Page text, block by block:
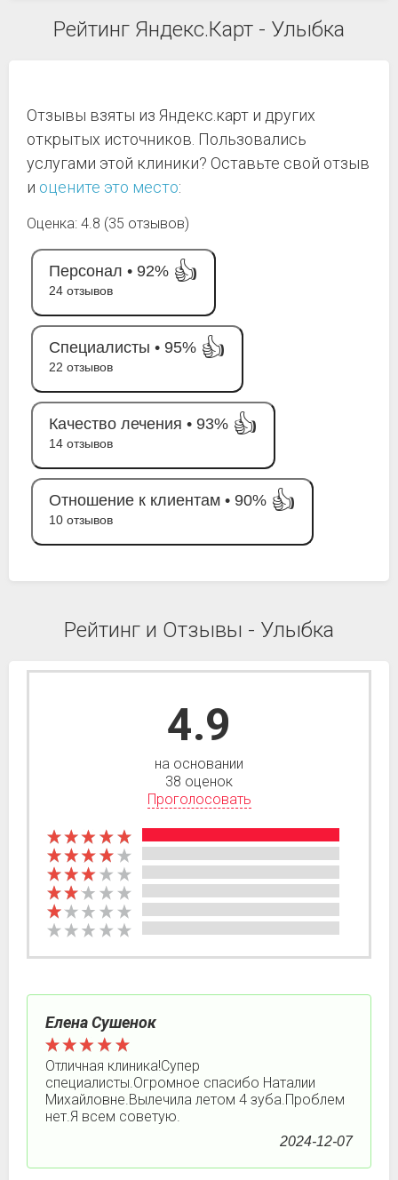
Рейтинг Яндекс.Карт - Улыбка
Отзывы взяты из Яндекс.карт и других
открытых источников. Пользовались
услугами этой клиники? Оставьте свой отзыв
и оцените это место:
Оценка: 4.8 (35 отзывов)
Персонал • 92% 👍
24 отзывов
Специалисты • 95% 👍
22 отзывов
Качество лечения • 93% 👍
14 отзывов
Отношение к клиентам • 90% 👍
10 отзывов
Рейтинг и Отзывы - Улыбка
4.9
на основании
38 оценок
Проголосовать
Елена Сушенок
Отличная клиника!Супер
специалисты.Огромное спасибо Наталии
Михайловне.Вылечила летом 4 зуба.Проблем
нет.Я всем советую.
2024-12-07